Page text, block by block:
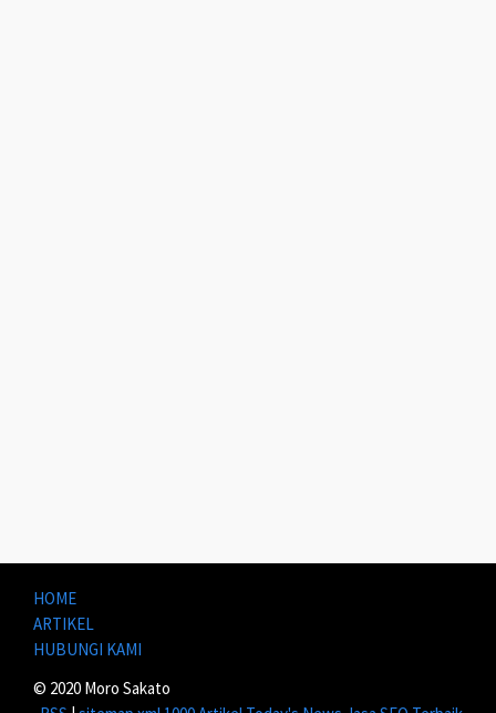
HOME
ARTIKEL
HUBUNGI KAMI
© 2020 Moro Sakato